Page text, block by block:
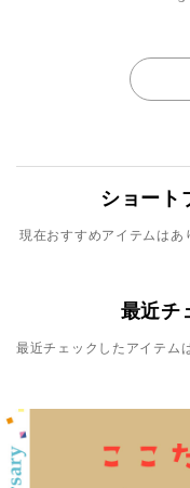
ショート
現在おすすめアイテムはあ
最近チ
最近チェックしたアイテム